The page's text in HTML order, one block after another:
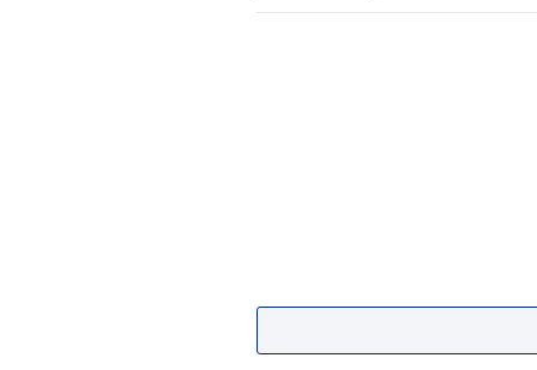
Детские вопросы
Австралия